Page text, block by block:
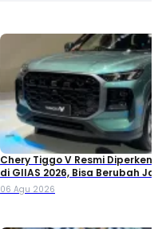
Chery Tiggo V Resmi
di GIIAS 2026, Bisa Berubah
Double Cabin
06 Agu 2026